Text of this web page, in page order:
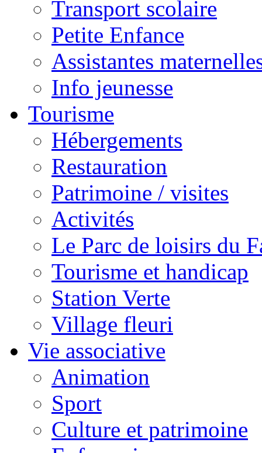
Transport scolaire
Petite Enfance
Assistantes
Info jeunesse
Tourisme
Hébergements
Restauration
Patrimoine / visites
Activités
Le Parc de loisirs du
Tourisme et handicap
Station Verte
Village fleuri
Vie associative
Animation
Sport
Culture et patrimoine